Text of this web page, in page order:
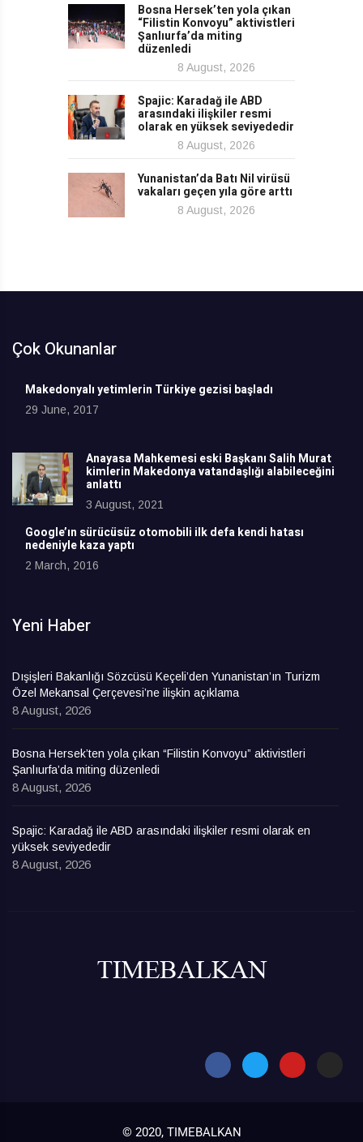
Bosna Hersek’ten yola çıkan
“Filistin Konvoyu” aktivistleri
Şanlıurfa’da miting
düzenledi
8 August, 2026
Spajic: Karadağ ile ABD
arasındaki ilişkiler resmi
olarak en yüksek seviyededir
8 August, 2026
Yunanistan’da Batı Nil virüsü
vakaları geçen yıla göre arttı
8 August, 2026
Çok Okunanlar
Makedonyalı yetimlerin Türkiye gezisi başladı
29 June, 2017
Anayasa Mahkemesi eski Başkanı Salih Murat
kimlerin Makedonya vatandaşlığı alabileceğini
anlattı
3 August, 2021
Google’ın sürücüsüz otomobili ilk defa kendi hatası
nedeniyle kaza yaptı
2 March, 2016
Yeni Haber
Dışişleri Bakanlığı Sözcüsü Keçeli’den Yunanistan’ın Turizm
Özel Mekansal Çerçevesi’ne ilişkin açıklama
8 August, 2026
Bosna Hersek’ten yola çıkan “Filistin Konvoyu” aktivistleri
Şanlıurfa’da miting düzenledi
8 August, 2026
Spajic: Karadağ ile ABD arasındaki ilişkiler resmi olarak en
yüksek seviyededir
8 August, 2026
© 2020, TIMEBALKAN